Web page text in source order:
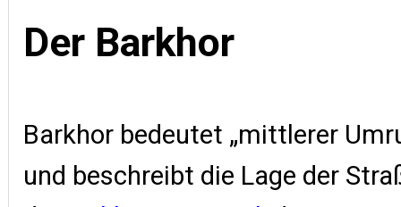
Der Barkhor
Barkhor bedeutet „mittlerer
und beschreibt die Lage der